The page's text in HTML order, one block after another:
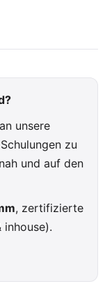
unsere
zu
und auf den
, zertifizierte
inhouse).